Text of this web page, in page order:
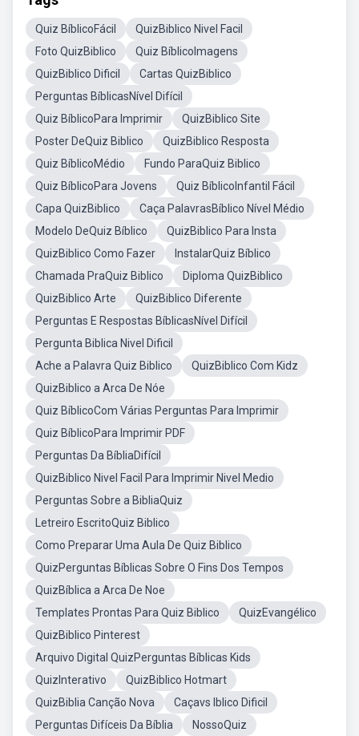
Quiz BíblicoFácil
QuizBiblico Nivel Facil
Foto QuizBiblico
Quiz BíblicoImagens
QuizBiblico Dificil
Cartas QuizBiblico
Perguntas BíblicasNível Difícil
Quiz BíblicoPara Imprimir
QuizBiblico Site
Poster DeQuiz Biblico
QuizBiblico Resposta
Quiz BíblicoMédio
Fundo ParaQuiz Biblico
Quiz BíblicoPara Jovens
Quiz BíblicoInfantil Fácil
Capa QuizBiblico
Caça PalavrasBíblico Nível Médio
Modelo DeQuiz Bíblico
QuizBiblico Para Insta
QuizBiblico Como Fazer
InstalarQuiz Bíblico
Chamada PraQuiz Biblico
Diploma QuizBiblico
QuizBiblico Arte
QuizBiblico Diferente
Perguntas E Respostas BíblicasNível Difícil
Pergunta Biblica Nivel Dificil
Ache a Palavra Quiz Biblico
QuizBiblico Com Kidz
QuizBiblico a Arca De Nóe
Quiz BíblicoCom Várias Perguntas Para Imprimir
Quiz BíblicoPara Imprimir PDF
Perguntas Da BíbliaDifícil
QuizBiblico Nivel Facil Para Imprimir Nivel Medio
Perguntas Sobre a BibliaQuiz
Letreiro EscritoQuiz Biblico
Como Preparar Uma Aula De Quiz Biblico
QuizPerguntas Bíblicas Sobre O Fins Dos Tempos
QuizBíblica a Arca De Noe
Templates Prontas Para Quiz Biblico
QuizEvangélico
QuizBiblico Pinterest
Arquivo Digital QuizPerguntas Bíblicas Kids
QuizInterativo
QuizBiblico Hotmart
QuizBiblia Canção Nova
Caçavs Iblico Dificil
Perguntas Difíceis Da Bíblia
NossoQuiz